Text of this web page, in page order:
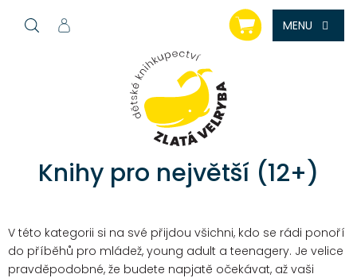
NÁKUPNÍ
KOŠÍK
Knihy pro největší (12+)
V této kategorii si na své přijdou všichni, kdo se rádi ponoří
do příběhů pro mládež, young adult a teenagery. Je velice
pravděpodobné, že budete napjatě očekávat, až vaši